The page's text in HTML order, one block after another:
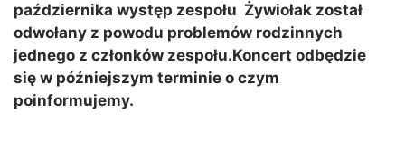
października występ zespołu Żywiołak został
odwołany z powodu problemów rodzinnych
jednego z członków zespołu.Koncert odbędzie
się w późniejszym terminie o czym
poinformujemy.